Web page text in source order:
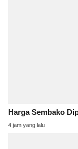
Harga Sembako
4 jam yang lalu